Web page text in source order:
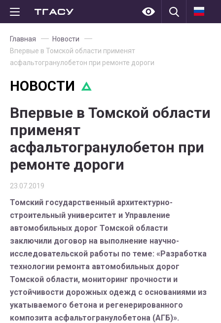
Главная
Новости
Впервые в Томской области применят
асфальтогранулобетон при ремонте дороги
НОВОСТИ
Впервые в Томской области
применят
асфальтогранулобетон при
ремонте дороги
23.07.2019
Томский государственный архитектурно-
строительный университет и Управление
автомобильных дорог Томской области
заключили договор на выполнение научно-
исследовательской работы по теме: «Разработка
технологии ремонта автомобильных дорог
Томской области, мониторинг прочности и
устойчивости дорожных одежд с основаниями из
укатываемого бетона и регенерированного
композита асфальтогранулобетона (АГБ)».